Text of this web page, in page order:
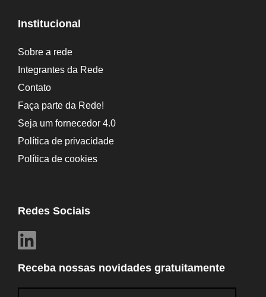
Institucional
Sobre a rede
Integrantes da Rede
Contato
Faça parte da Rede!
Seja um fornecedor 4.0
Política de privacidade
Política de cookies
Redes Sociais
Receba nossas novidades gratuitamente